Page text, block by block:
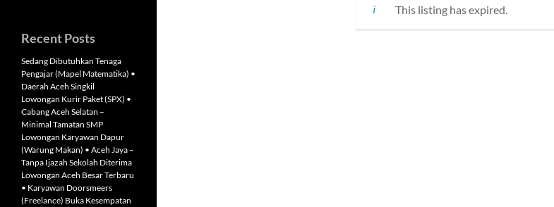
This listing has expired.
Recent Posts
Sedang Dibutuhkan Tenaga
Pengajar (Mapel Matematika) •
Daerah Aceh Singkil
Lowongan Kurir Paket (SPX) •
Cabang Aceh Selatan –
Minimal Tamatan SMP
Lowongan Karyawan Dapur
(Warung Makan) • Aceh Jaya –
Tanpa Ijazah Sekolah Diterima
Lowongan Aceh Besar Terbaru
• Karyawan Doorsmeers
(Freelance) Buka Kesempatan